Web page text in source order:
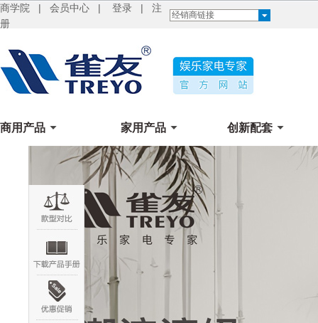
商学院 | 会员中心 | 登录 | 注
册
经销商链接
商用产品 家用产品 创新配套